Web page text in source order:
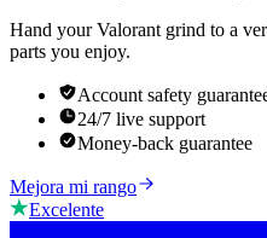
Hand your Valorant grind to a
parts you enjoy.
Account safety
24/7 live support
Money-back guarantee
Mejora mi rango
Excelente